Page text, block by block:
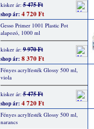
kisker ár:5 475 Ft
shop ár: 4 720 Ft
Gesso Primer 1001 Plastic Pot
alapozó, 1000 ml
kisker ár:9 970 Ft
shop ár: 8 370 Ft
Fényes acrylfesték Glossy 500 ml,
viola
kisker ár:5 475 Ft
shop ár: 4 720 Ft
Fényes acrylfesték Glossy 500 ml,
narancs